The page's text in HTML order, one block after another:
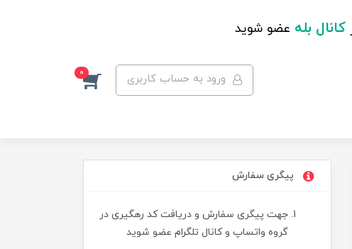
کانال بله عضو شوید
ورود به حساب کاربری 0
پیگری سفارش
جهت پیگری سفارش و دریافت کد رهگیری در
گروه واتساپ و کانال تلگرام عضو شوید